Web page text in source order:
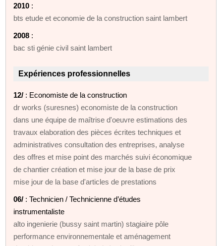
2010 :
bts etude et economie de la construction saint lambert
2008 :
bac sti génie civil saint lambert
Expériences professionnelles
12/ : Economiste de la construction
dr works (suresnes) economiste de la construction
dans une équipe de maîtrise d'oeuvre estimations des
travaux elaboration des pièces écrites techniques et
administratives consultation des entreprises, analyse
des offres et mise point des marchés suivi économique
de chantier création et mise jour de la base de prix
mise jour de la base d'articles de prestations
06/ : Technicien / Technicienne d’études
instrumentaliste
alto ingenierie (bussy saint martin) stagiaire pôle
performance environnementale et aménagement